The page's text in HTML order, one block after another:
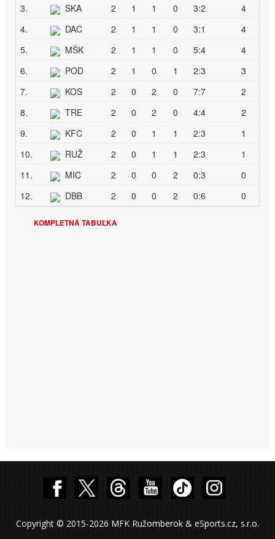
3.
SKA 2 1 1 0 3:2
4
4.
DAC 2 1 1 0 3:1
4
5.
MŠK 2 1 1 0 5:4
4
6.
POD 2 1 0 1 2:3
3
7.
KOS 2 0 2 0 7:7
2
8.
TRE 2 0 2 0 4:4
2
9.
KFC 2 0 1 1 2:3
1
10.
RUŽ 2 0 1 1 2:3
1
11.
MIC 2 0 0 2 0:3
0
12.
DBB 2 0 0 2 0:6 0
KOMPLETNÁ TABUĽKA
Copyright © 2015-2026 MFK Ružomberok & eSports.cz, s.r.o.